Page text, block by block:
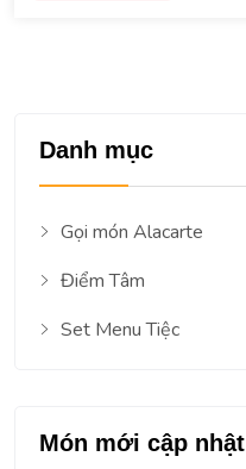
Danh mục
Gọi món Alacarte
Điểm Tâm
Set Menu Tiệc
Món mới cập nhật